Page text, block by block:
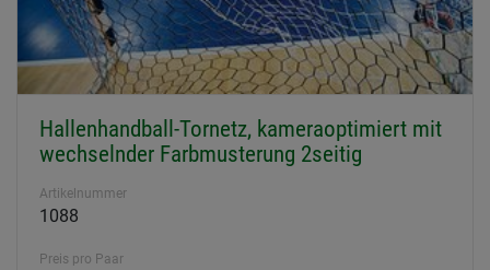
Hallenhandball-Tornetz, kameraoptimiert mit
wechselnder Farbmusterung 2seitig
Artikelnummer
1088
Preis pro Paar